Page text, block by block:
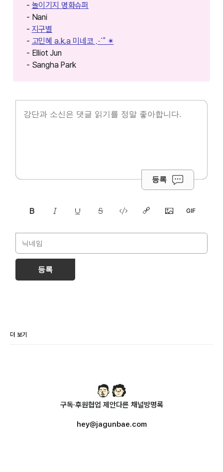
- 놀이기지 명화슈퍼
- Nani
- 지구별
- 고민혜 a.k.a 미네코 ⋰˚ ✴︎
- Elliot Jun
- Sangha Park
등록
등록
더 보기
구독·후원협업 제안다른 채널방명록
hey@jagunbae.com